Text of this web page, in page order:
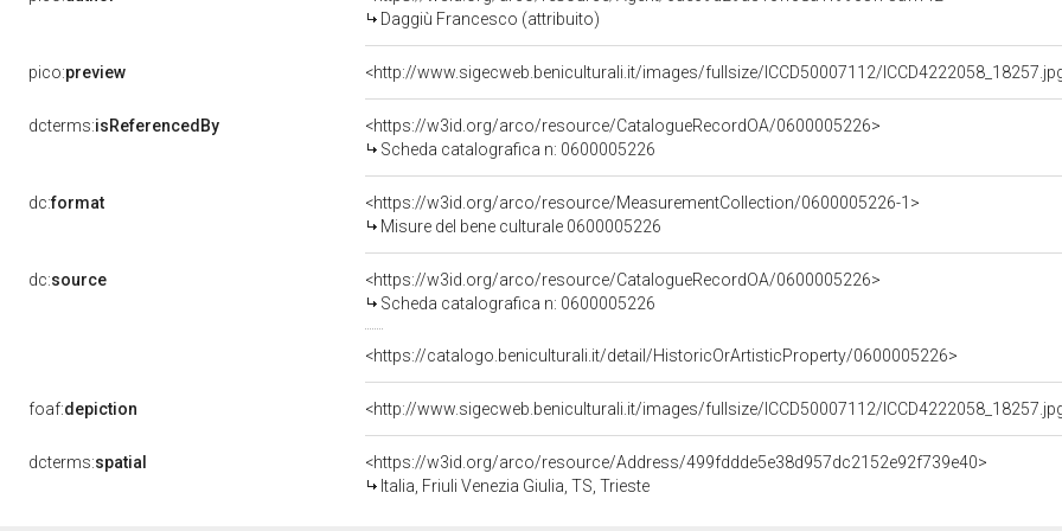
Daggiù Francesco (attribuito)
pico:preview <http://www.sigecweb.beniculturali.it/images/fullsize/ICCD50007112/
dcterms:isReferencedBy
<https://w3id.org/arco/resource/CatalogueRecordOA/0600005226>
Scheda catalografica n: 0600005226
dc:format
<https://w3id.org/arco/resource/MeasurementCollection/0600005226-1>
Misure del bene culturale 0600005226
dc:source
<https://w3id.org/arco/resource/CatalogueRecordOA/0600005226>
Scheda catalografica n: 0600005226
<https://catalogo.beniculturali.it/detail/HistoricOrArtisticProperty/0600005226>
foaf:depiction <http://www.sigecweb.beniculturali.it/images/fullsize/ICCD50007112/
dcterms:spatial
<https://w3id.org/arco/resource/Address/499fddde5e38d957dc2152e92f739e40>
Italia, Friuli Venezia Giulia, TS, Trieste